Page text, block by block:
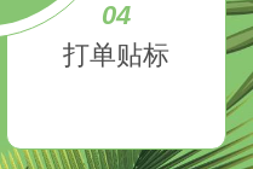
04
打单贴标